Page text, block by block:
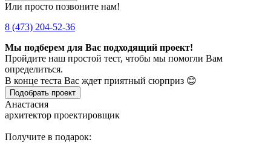
Или просто позвоните нам!
8 (473) 204-52-36
Мы подберем для Вас подходящий проект!
Пройдите наш простой тест, чтобы мы помогли Вам
определиться.
В конце теста Вас ждет приятный сюрприз 😊
Подобрать проект
Анастасия
архитектор проектировщик
Получите в подарок: